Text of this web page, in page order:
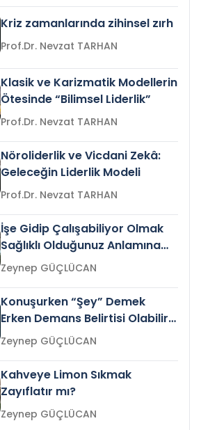
Kriz zamanlarında zihinsel zırh
Prof.Dr. Nevzat TARHAN
Klasik ve Karizmatik Modellerin
Ötesinde “Bilimsel Liderlik”
Prof.Dr. Nevzat TARHAN
Nöroliderlik ve Vicdani Zekâ:
Geleceğin Liderlik Modeli
Prof.Dr. Nevzat TARHAN
İşe Gidip Çalışabiliyor Olmak
Sağlıklı Olduğunuz Anlamına
Gelir mi?Zeynep GÜÇLÜCAN
Konuşurken “Şey” Demek
Erken Demans Belirtisi Olabilir
mi?
Zeynep GÜÇLÜCAN
Kahveye Limon Sıkmak
Zayıflatır mı?
Zeynep GÜÇLÜCAN